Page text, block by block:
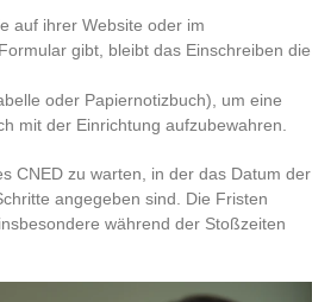
auf ihrer Website oder im
gibt, bleibt das Einschreiben die
oder Papiernotizbuch), um eine
mit der Einrichtung aufzubewahren.
CNED zu warten, in der das Datum der
angegeben sind. Die Fristen
während der Stoßzeiten